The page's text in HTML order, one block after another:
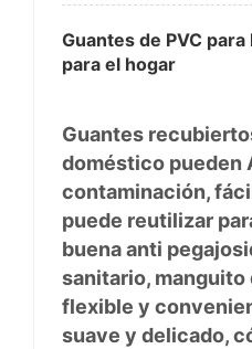
Guantes de PVC
para el hogar
Guantes
doméstico pueden
contaminación,
puede reutilizar
buena anti
sanitario, manguito
flexible y
suave y delicado,